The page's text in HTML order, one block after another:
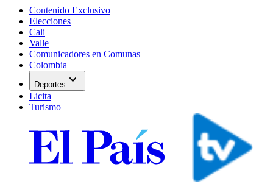
Contenido Exclusivo
Elecciones
Cali
Valle
Comunicadores en Comunas
Colombia
Deportes expand_more
Licita
Turismo